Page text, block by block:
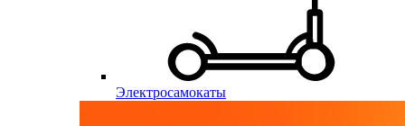
Электросамокаты